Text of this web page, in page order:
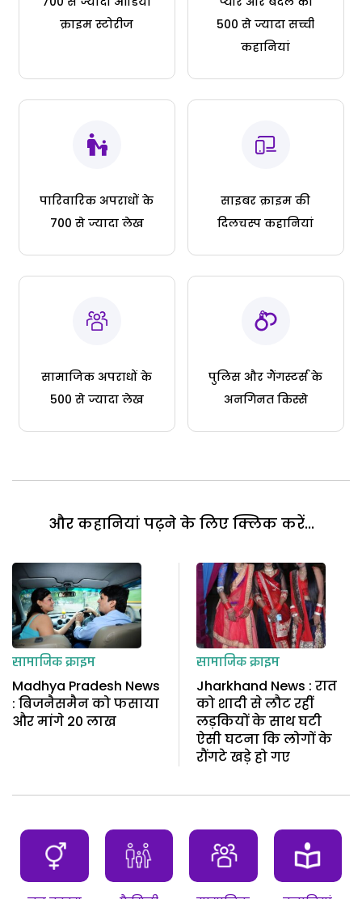
क्राइम स्टोरीज
500 से ज्यादा सच्ची
कहानियां
पारिवारिक अपराधों के
700 से ज्यादा लेख
साइबर क्राइम की
दिलचस्प कहानियां
सामाजिक अपराधों के
500 से ज्यादा लेख
पुलिस और गैंगस्टर्स के
अनगिनत किस्से
और कहानियां पढ़ने के लिए क्लिक करें...
सामाजिक क्राइम
Madhya Pradesh News
: बिजनैसमैन को फसाया
और मांगे 20 लाख
सामाजिक क्राइम
Jharkhand News : रात
को शादी से लौट रहीं
लड़कियों के साथ घटी
ऐसी घटना कि लोगों के
रौंगटे खड़े हो गए